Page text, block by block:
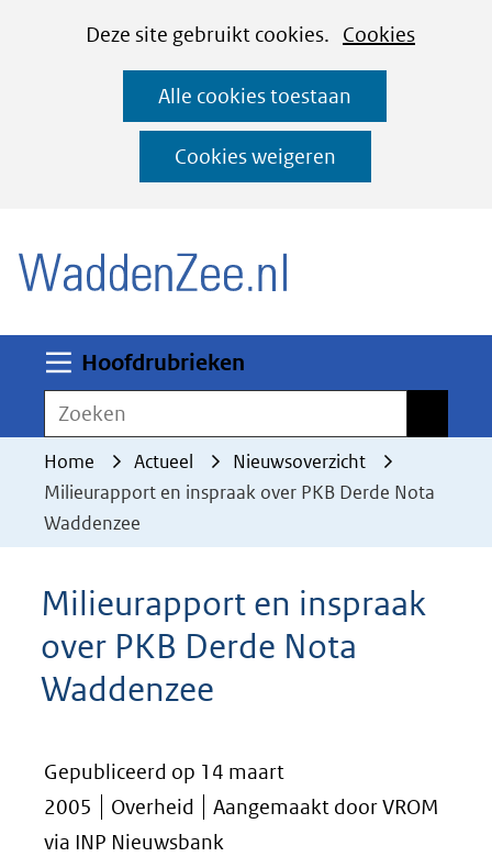
CookiesDeze site gebruikt cookies. Cookies
deze
worden
toegestaan
geweigerd.
Alle cookies toestaan
Cookies weigeren
Ga
naar
de
inhoud
Hoofdrubrieken
Zoeken
Home Actueel
Nieuwsoverzicht
Milieurapport en inspraak over PKB Derde Nota
Waddenzee
Milieurapport en inspraak
over PKB Derde Nota
Waddenzee
Gepubliceerd op 14 maart
2005
Overheid
Aangemaakt door VROM
via INP Nieuwsbank